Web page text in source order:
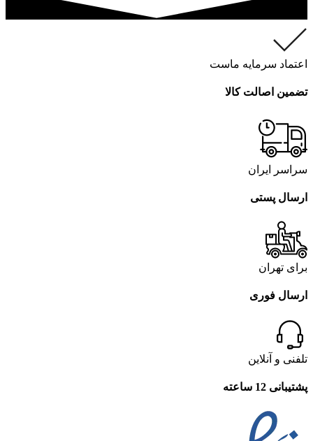
اعتماد سرمایه ماست
تضمین اصالت کالا
سراسر ایران
ارسال پستی
برای تهران
ارسال فوری
تلفنی و آنلاین
پشتیبانی 12 ساعته